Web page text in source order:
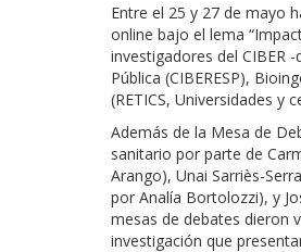
Entre el 25 y 27 de mayo
online bajo el lema
investigadores del CIBER
Pública (CIBERESP),
(RETICS, Universidades y
Además de la Mesa de
sanitario por parte de
Arango), Unai Sarriès-
por Analía Bortolozzi), y
mesas de debates dieron
investigación que